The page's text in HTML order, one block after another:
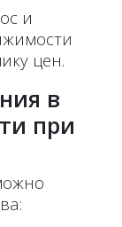
и
цен.
в
при